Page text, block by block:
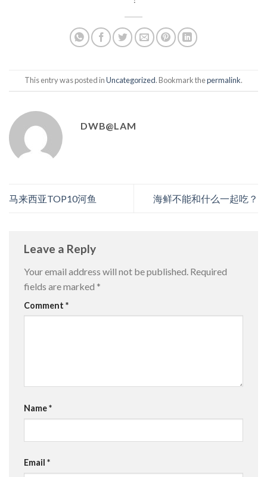
This entry was posted inUncategorized. Bookmark thepermalink.
DWB@LAM
马来西亚TOP10河鱼 海鲜不能和什么一起吃？
Leave a Reply
Your email address will not be published. Required
fields are marked *
Comment *
Name*
Email *